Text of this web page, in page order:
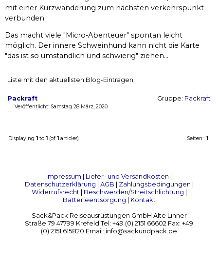
mit einer Kurzwanderung zum nächsten verkehrspunkt
verbunden.
Das macht viele "Micro-Abenteuer" spontan leicht
möglich. Der innere Schweinhund kann nicht die Karte
"das ist so umständlich und schwierig" ziehen...
Liste mit den aktuellsten Blog-Einträgen
Packraft Gruppe: Packraft
Veröffentlicht: Samstag 28 März, 2020
Displaying 1 to 1 (of 1 articles) Seiten: 1
Impressum | Liefer- und Versandkosten |
Datenschutzerklärung | AGB | Zahlungsbedingungen |
Widerrufsrecht | Beschwerden/Streitschlichtung |
Batterieentsorgung | Kontakt
Sack&Pack Reiseausrüstungen GmbH Alte Linner
Straße 79 47799 Krefeld Tel: +49 (0) 2151 66602 Fax: +49
(0) 2151 615820 Email: info@sackundpack.de